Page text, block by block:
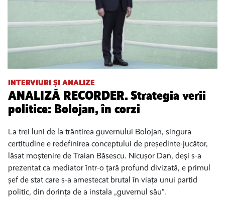
INTERVIURI ȘI ANALIZE
ANALIZĂ RECORDER. Strategia verii
politice: Bolojan, în corzi
La trei luni de la trântirea guvernului Bolojan, singura
certitudine e redefinirea conceptului de președinte-jucător,
lăsat moștenire de Traian Băsescu. Nicușor Dan, deși s-a
prezentat ca mediator într-o țară profund divizată, e primul
șef de stat care s-a amestecat brutal în viața unui partid
politic, din dorința de a instala „guvernul său”.